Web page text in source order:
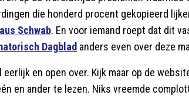
die honderd procent gekopieerd
Schwab. En voor iemand roept dat dit
Dagblad anders even over deze
en open over. Kijk maar op de
en ander te lezen. Niks vreemde